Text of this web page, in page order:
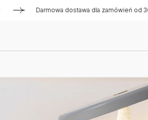
Darmowa dostawa dla zamówień od 300 zł